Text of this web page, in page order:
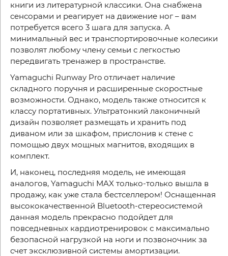
книги из литературной классики. Она снабжена
сенсорами и реагирует на движение ног – вам
потребуется всего 3 шага для запуска. А
минимальный вес и транспортировочные колесики
позволят любому члену семьи с легкостью
передвигать тренажер в пространстве.
Yamaguchi Runway Pro отличает наличие
складного поручня и расширенные скоростные
возможности. Однако, модель также относится к
классу портативных. Ультратонкий лаконичный
дизайн позволяет размещать и хранить под
диваном или за шкафом, прислонив к стене с
помощью двух мощных магнитов, входящих в
комплект.
И, наконец, последняя модель, не имеющая
аналогов, Yamaguchi MAX только-только вышла в
продажу, как уже стала бестселлером! Оснащенная
высококачественной Bluetooth-стереосистемой
данная модель прекрасно подойдет для
повседневных кардиотренировок с максимально
безопасной нагрузкой на ноги и позвоночник за
счет эксклюзивной системы амортизации.